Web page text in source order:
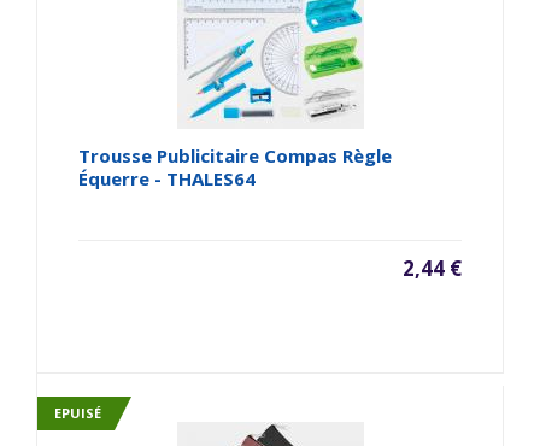
Trousse Publicitaire Compas Règle
Équerre - THALES64
2,44 €
EPUISÉ